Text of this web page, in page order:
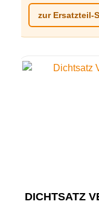
zur Ersatzteil-
DICHTSATZ